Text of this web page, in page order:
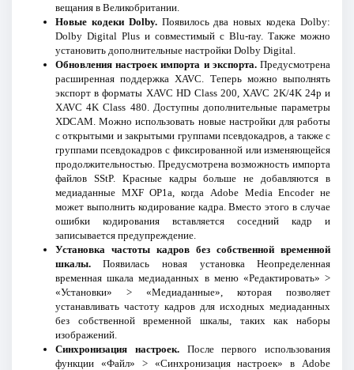
вещания в Великобритании.
Новые кодеки Dolby.Появилось два новых кодека Dolby:
Dolby Digital Plus и совместимый с Blu‐ray. Также можно
установить дополнительные настройки Dolby Digital.
Обновления настроек импорта и экспорта.Предусмотрена
расширенная поддержка XAVC. Теперь можно выполнять
экспорт в форматы XAVC HD Class 200, XAVC 2K/4K 24p и
XAVC 4K Class 480. Доступны дополнительные параметры
XDCAM. Можно использовать новые настройки для работы
с открытыми и закрытыми группами псевдокадров, а также с
группами псевдокадров с фиксированной или изменяющейся
продолжительностью. Предусмотрена возможность импорта
файлов SStP. Красные кадры больше не добавляются в
медиаданные MXF OP1a, когда Adobe Media Encoder не
может выполнить кодирование кадра. Вместо этого в случае
ошибки кодирования вставляется соседний кадр и
записывается предупреждение.
Установка частоты кадров без собственной временной
шкалы.Появилась новая установка Неопределенная
временная шкала медиаданных в меню «Редактировать» >
«Установки» > «Медиаданные», которая позволяет
устанавливать частоту кадров для исходных медиаданных
без собственной временной шкалы, таких как наборы
изображений.
Синхронизация настроек.После первого использования
функции «Файл» > «Синхронизация настроек» в Adobe